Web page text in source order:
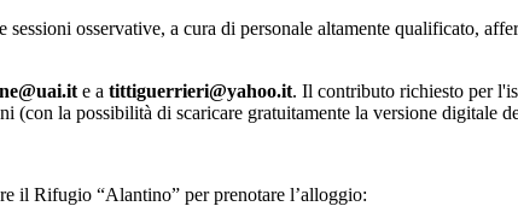
osservative, a cura di personale altamente qualificato,
e a tittiguerrieri@yahoo.it. Il contributo richiesto per
la possibilità di scaricare gratuitamente la versione digitale
il Rifugio “Alantino” per prenotare l’alloggio: